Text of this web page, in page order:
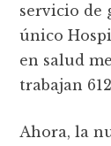
servicio de
único
en salud
trabajan
Ahora, la